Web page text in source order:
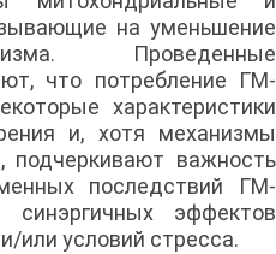
на уменьшение
Проведенные
что потребление ГМ-
характеристики
и, хотя механизмы
подчеркивают важность
последствий ГМ-
эффектов
или условий стресса.